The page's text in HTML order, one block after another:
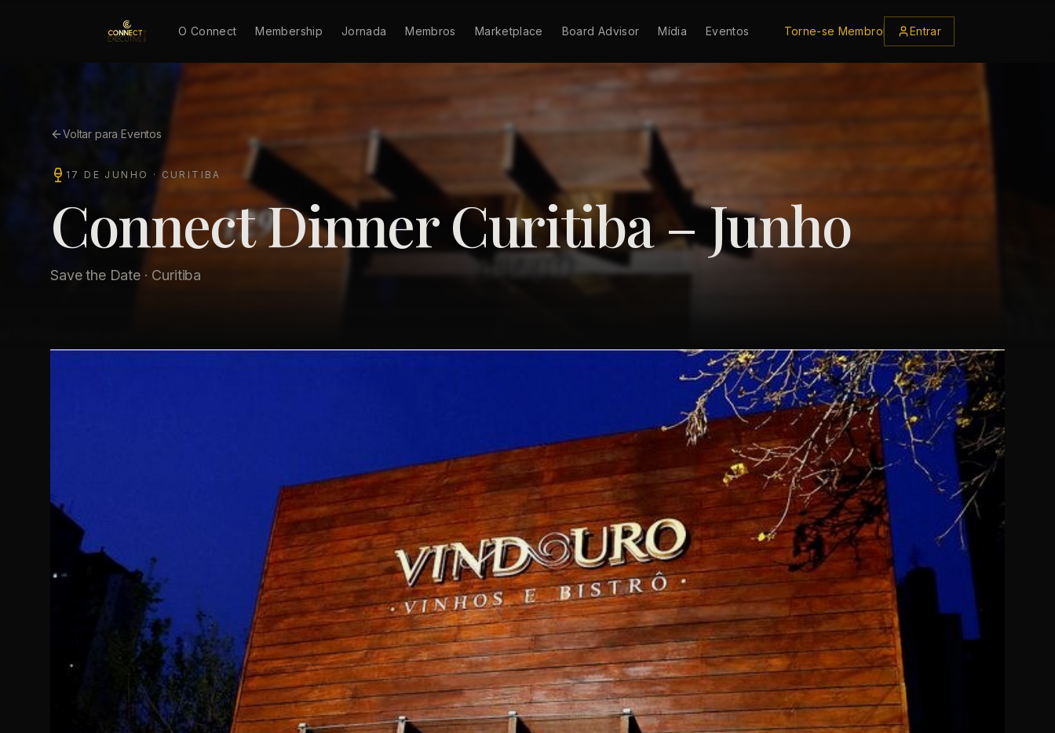
O Connect Membership Jornada Membros Marketplace Board Advisor Mídia Eventos Torne-se Membro Entrar
Voltar para Eventos
17 DE JUNHO · CURITIBA
Connect Dinner Curitiba – Junho
Save the Date · Curitiba